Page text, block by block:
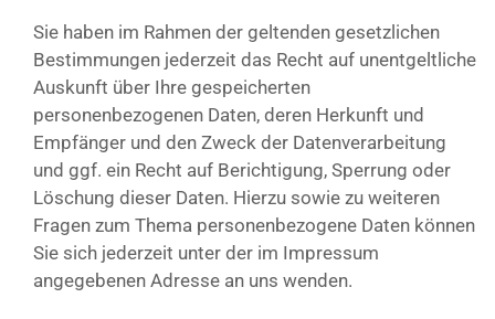
Sie haben im Rahmen der geltenden gesetzlichen
Bestimmungen jederzeit das Recht auf unentgeltliche
Auskunft über Ihre gespeicherten
personenbezogenen Daten, deren Herkunft und
Empfänger und den Zweck der Datenverarbeitung
und ggf. ein Recht auf Berichtigung, Sperrung oder
Löschung dieser Daten. Hierzu sowie zu weiteren
Fragen zum Thema personenbezogene Daten können
Sie sich jederzeit unter der im Impressum
angegebenen Adresse an uns wenden.